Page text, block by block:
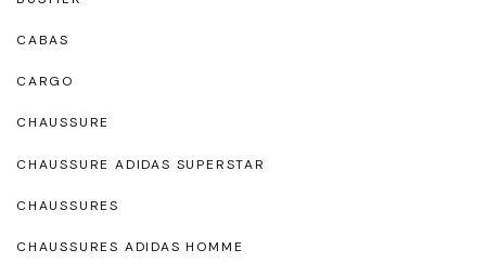
CABAS
CARGO
CHAUSSURE
CHAUSSURE ADIDAS SUPERSTAR
CHAUSSURES
CHAUSSURES ADIDAS HOMME